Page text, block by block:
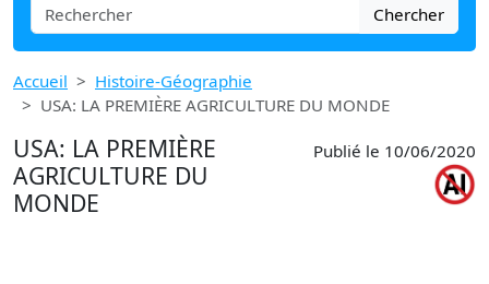
Chercher
Accueil
Histoire-Géographie
USA: LA PREMIÈRE AGRICULTURE DU MONDE
USA: LA PREMIÈRE
AGRICULTURE DU
MONDE
Publié le 10/06/2020